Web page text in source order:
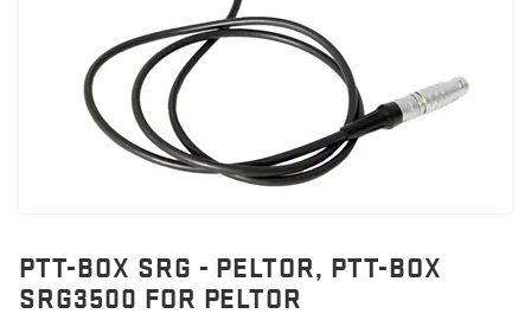
PTT-BOX SRG - PELTOR, PTT-BOX
SRG3500 FOR PELTOR